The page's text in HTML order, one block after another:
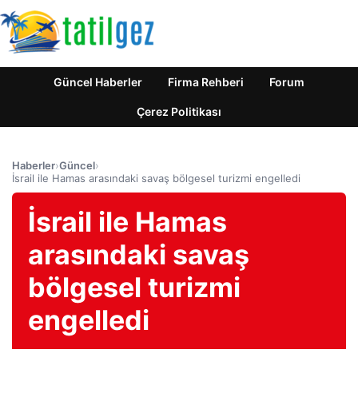
Güncel Haberler Firma Rehberi Forum
Çerez Politikası
Haberler›Güncel›
İsrail ile Hamas arasındaki savaş bölgesel turizmi engelledi
İsrail ile Hamas
arasındaki savaş
bölgesel turizmi
engelledi